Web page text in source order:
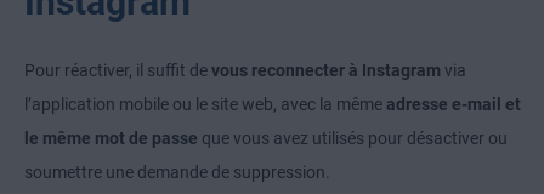
Pour réactiver, il suffit devous reconnecter à Instagram via
l’application mobile ou le site web, avec la même adresse e-mail et
le même mot de passe que vous avez utilisés pour désactiver ou
soumettre une demande de suppression.